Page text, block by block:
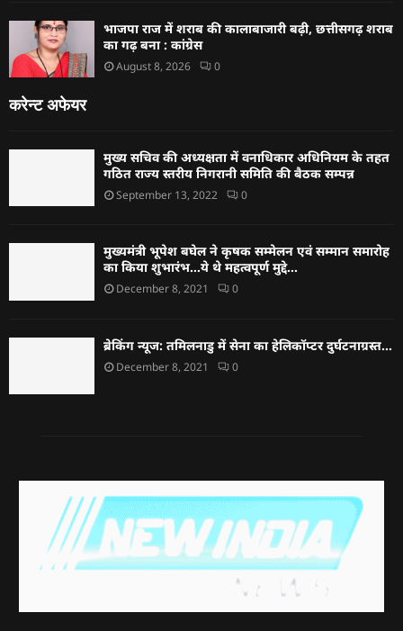
भाजपा राज में शराब की कालाबाजारी बढ़ी, छत्तीसगढ़ शराब
का गढ़ बना : कांग्रेस
August 8, 2026 0
करेन्ट अफेयर
मुख्य सचिव की अध्यक्षता में वनाधिकार अधिनियम के तहत
गठित राज्य स्तरीय निगरानी समिति की बैठक सम्पन्न
September 13, 2022 0
मुख्यमंत्री भूपेश बघेल ने कृषक सम्मेलन एवं सम्मान समारोह
का किया शुभारंभ…ये थे महत्वपूर्ण मुद्दे…
December 8, 2021 0
ब्रेकिंग न्यूज: तमिलनाडु में सेना का हेलिकॉप्टर दुर्घटनाग्रस्त…
December 8, 2021 0